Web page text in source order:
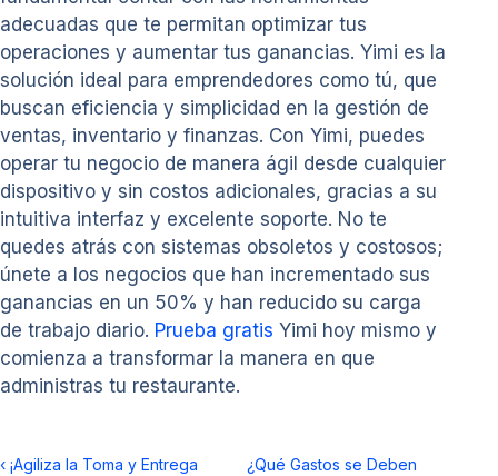
adecuadas que te permitan optimizar tus
operaciones y aumentar tus ganancias. Yimi es la
solución ideal para emprendedores como tú, que
buscan eficiencia y simplicidad en la gestión de
ventas, inventario y finanzas. Con Yimi, puedes
operar tu negocio de manera ágil desde cualquier
dispositivo y sin costos adicionales, gracias a su
intuitiva interfaz y excelente soporte. No te
quedes atrás con sistemas obsoletos y costosos;
únete a los negocios que han incrementado sus
ganancias en un 50% y han reducido su carga
de trabajo diario. Prueba gratis Yimi hoy mismo y
comienza a transformar la manera en que
administras tu restaurante.
‹ ¡Agiliza la Toma y Entrega
¿Qué Gastos se Deben